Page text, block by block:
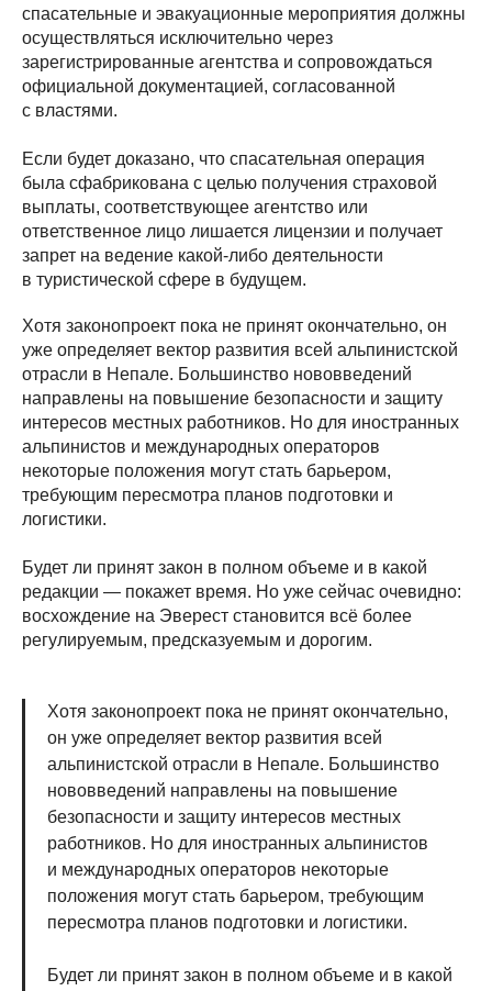
спасательные и эвакуационные мероприятия должны
осуществляться исключительно через
зарегистрированные агентства и сопровождаться
официальной документацией, согласованной
с властями.
Если будет доказано, что спасательная операция
была сфабрикована с целью получения страховой
выплаты, соответствующее агентство или
ответственное лицо лишается лицензии и получает
запрет на ведение какой-либо деятельности
в туристической сфере в будущем.
Хотя законопроект пока не принят окончательно, он
уже определяет вектор развития всей альпинистской
отрасли в Непале. Большинство нововведений
направлены на повышение безопасности и защиту
интересов местных работников. Но для иностранных
альпинистов и международных операторов
некоторые положения могут стать барьером,
требующим пересмотра планов подготовки и
логистики.
Будет ли принят закон в полном объеме и в какой
редакции — покажет время. Но уже сейчас очевидно:
восхождение на Эверест становится всё более
регулируемым, предсказуемым и дорогим.
Хотя законопроект пока не принят окончательно,
он уже определяет вектор развития всей
альпинистской отрасли в Непале. Большинство
нововведений направлены на повышение
безопасности и защиту интересов местных
работников. Но для иностранных альпинистов
и международных операторов некоторые
положения могут стать барьером, требующим
пересмотра планов подготовки и логистики.
Будет ли принят закон в полном объеме и в какой